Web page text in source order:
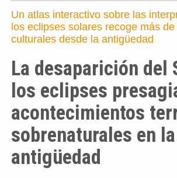
Un atlas interactivo sobre las
los eclipses solares recoge más
culturales desde la antigüedad
La desaparición del
los eclipses
acontecimientos
sobrenaturales en la
antigüedad